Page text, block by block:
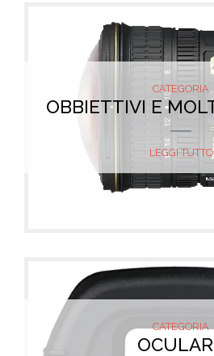
CATEGORIA
OBBIETTIVI E
LEGGI TUTTO
CATEGORIA